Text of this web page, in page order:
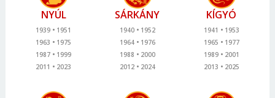
NYÚL
1939
1951
1963
1975
1987
1999
2011
2023
SÁRKÁNY
1940
1952
1964
1976
1988
2000
2012
2024
KÍGYÓ
1941
1953
1965
1977
1989
2001
2013
2025